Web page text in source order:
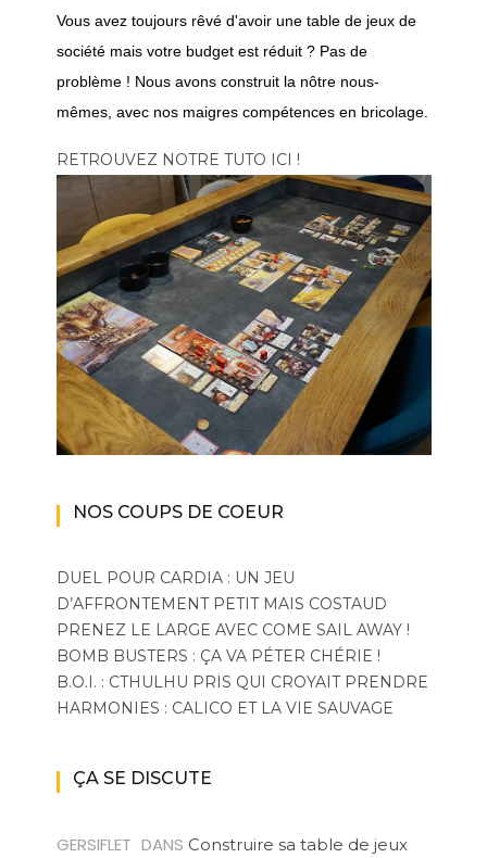
Vous avez toujours rêvé d'avoir une table de jeux de
société mais votre budget est réduit ? Pas de
problème ! Nous avons construit la nôtre nous-
mêmes, avec nos maigres compétences en bricolage.
RETROUVEZ NOTRE TUTO ICI !
NOS COUPS DE COEUR
DUEL POUR CARDIA : UN JEU
D’AFFRONTEMENT PETIT MAIS COSTAUD
PRENEZ LE LARGE AVEC COME SAIL AWAY !
BOMB BUSTERS : ÇA VA PÉTER CHÉRIE !
B.O.I. : CTHULHU PRIS QUI CROYAIT PRENDRE
HARMONIES : CALICO ET LA VIE SAUVAGE
ÇA SE DISCUTE
GERSIFLET DANS Construire sa table de jeux